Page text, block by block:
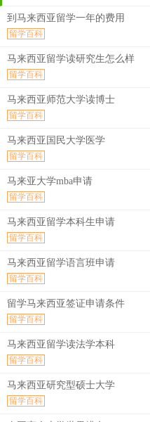
到马来西亚留学一年的费用
留学百科
马来西亚留学读研究生怎么样
留学百科
马来西亚师范大学读博士
留学百科
马来西亚国民大学医学
留学百科
马来亚大学mba申请
留学百科
马来西亚留学本科生申请
留学百科
马来西亚留学语言班申请
留学百科
留学马来西亚签证申请条件
留学百科
马来西亚留学读法学本科
留学百科
马来西亚研究型硕士大学
留学百科